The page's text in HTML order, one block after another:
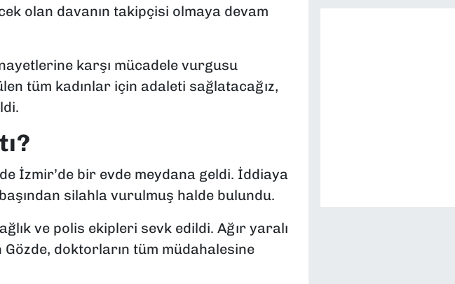
olan davanın takipçisi olmaya devam
karşı mücadele vurgusu
tüm kadınlar için adaleti sağlatacağız,
İzmir’de bir evde meydana geldi. İddiaya
silahla vurulmuş halde bulundu.
ve polis ekipleri sevk edildi. Ağır yaralı
doktorların tüm müdahalesine